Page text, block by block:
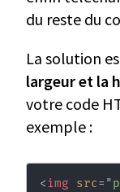
du reste du
La solution
largeur et la
votre code
exemple :
<img src= "